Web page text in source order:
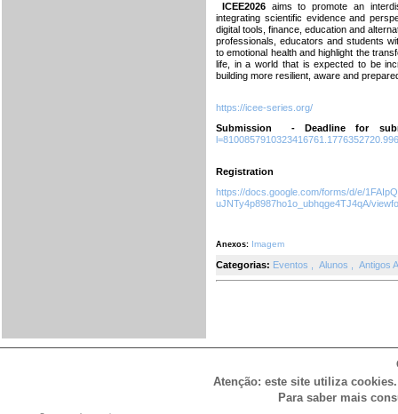
ICEE2026 aims to promote an
integrating scientific evidence and
digital tools, finance, education and
professionals, educators and students
to emotional health and highlight the
life, in a world that is expected to be
building more resilient, aware and
https://icee-series.org/
Submission - Deadline for
Registration
https://docs.google.com/forms/d/e/
uJNTy4p8987ho1o_ubhqge4TJ4qA/
Anexos: Imagem
Categorias: Eventos Alunos Antigos
Atenção: este site utiliza
Para saber mais